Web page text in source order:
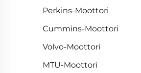
Perkins-Moottori
Cummins-Moottori
Volvo-Moottori
MTU-Moottori